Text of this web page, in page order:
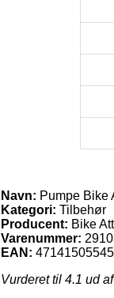
Navn: Pumpe Bike
Kategori: Tilbehør
Producent: Bike
Varenummer:
EAN:
Vurderet til 4.1 ud